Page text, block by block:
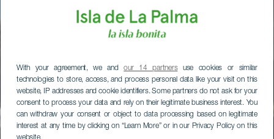
With your agreement, we andour 14 partnersuse cookies or similar
technologies to store, access, and process personal data like your visit on this
website, IP addresses and cookie identifiers. Some partners do not ask for your
consent to process your data and rely on their legitimate business interest. You
can withdraw your consent or object to data processing based on legitimate
interest at any time by clicking on “Learn More” or in our Privacy Policy on this